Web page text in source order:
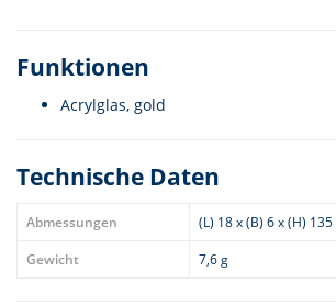
Funktionen
Acrylglas, gold
Technische Daten
Abmessungen
(L) 18 x (B) 6 x (H)
Gewicht
7,6 g